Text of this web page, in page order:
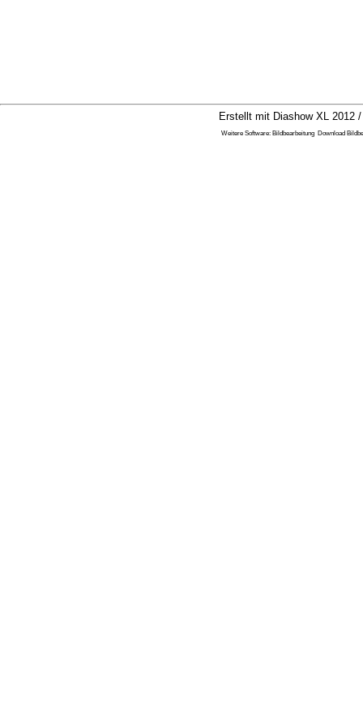
Erstellt mit Diashow XL 2012
Weitere Software: Bildbearbeitung Download